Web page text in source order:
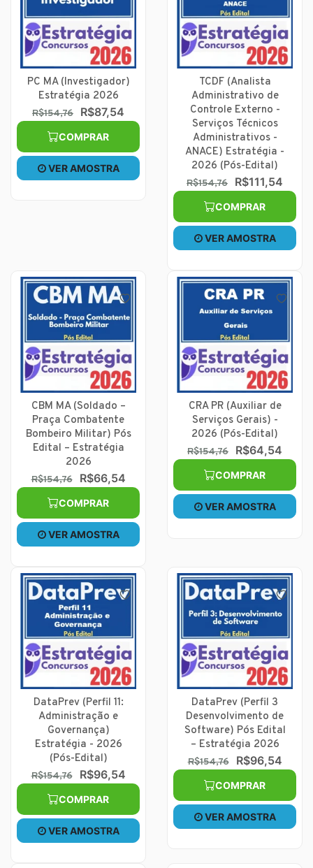
PC MA (Investigador)
Estratégia 2026
R$154,76 R$87,54
COMPRAR
VER AMOSTRA
TCDF (Analista
Administrativo de
Controle Externo -
Serviços Técnicos
Administrativos -
ANACE) Estratégia -
2026 (Pós-Edital)
R$154,76 R$111,54
COMPRAR
VER AMOSTRA
CBM MA (Soldado –
Praça Combatente
Bombeiro Militar) Pós
Edital – Estratégia
2026
R$154,76 R$66,54
COMPRAR
VER AMOSTRA
CRA PR (Auxiliar de
Serviços Gerais) -
2026 (Pós-Edital)
R$154,76 R$64,54
COMPRAR
VER AMOSTRA
DataPrev (Perfil 11:
Administração e
Governança)
Estratégia - 2026
(Pós-Edital)
R$154,76 R$96,54
COMPRAR
VER AMOSTRA
DataPrev (Perfil 3
Desenvolvimento de
Software) Pós Edital
– Estratégia 2026
R$154,76 R$96,54
COMPRAR
VER AMOSTRA